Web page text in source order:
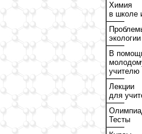
Химия
в школе
экологии
В
учителю
Лекции
для
Тесты